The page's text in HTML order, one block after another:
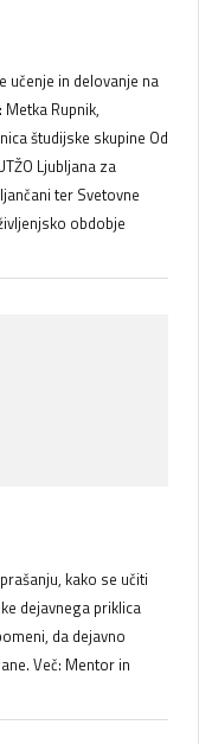
učenje in delovanje na
Rupnik,
študijske skupine Od
Ljubljana za
ter Svetovne
obdobje
kako se učiti
dejavnega priklica
da dejavno
Več: Mentor in